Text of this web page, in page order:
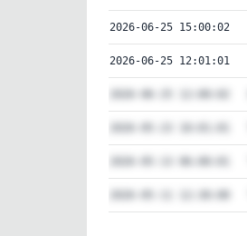
2026-06-25 15:00:02
2026-06-25 12:01:01